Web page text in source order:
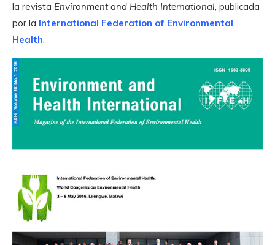
la revista Environment and Health International, publicada
por la International Federation of Environmental
Health.